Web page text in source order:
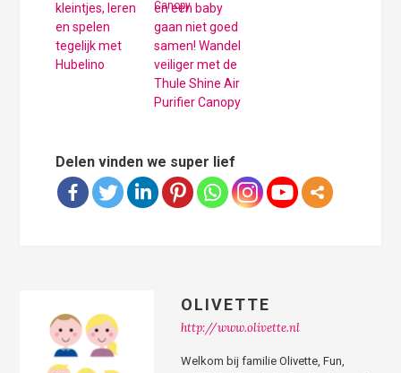
kleintjes, leren
en spelen
tegelijk met
Hubelino
en een baby
gaan niet goed
samen! Wandel
veiliger met de
Thule Shine Air
Purifier Canopy
Delen vinden we super lief
OLIVETTE
http://www.olivette.nl
Welkom bij familie Olivette, Fun,